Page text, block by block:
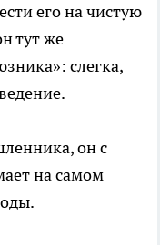
его на чистую
тут же
слегка,
он с
на самом